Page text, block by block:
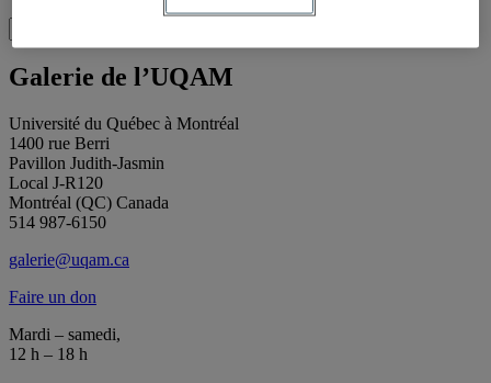
for:
Galerie de l’UQAM
Université du Québec à Montréal
1400 rue Berri
Pavillon Judith-Jasmin
Local J-R120
Montréal (QC) Canada
514 987-6150
galerie@uqam.ca
Faire un don
Mardi – samedi,
12 h – 18 h